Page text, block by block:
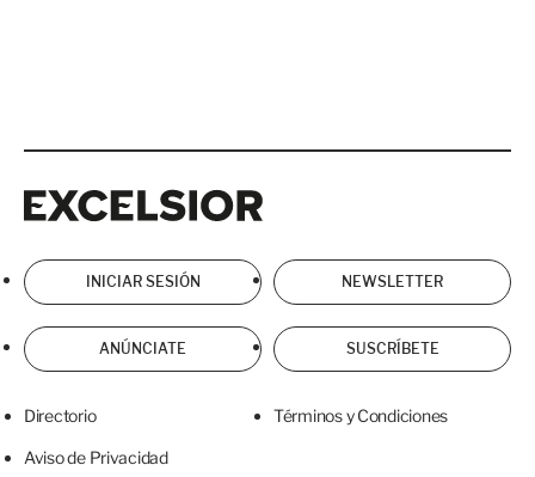
INICIAR SESIÓN NEWSLETTER
ANÚNCIATE SUSCRÍBETE
Directorio Términos y Condiciones
Aviso de Privacidad